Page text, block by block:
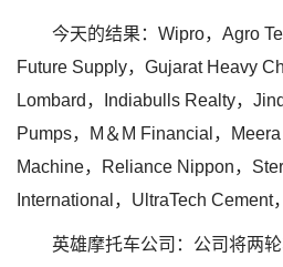
今天的结果：Wipro，Agro
Future Supply，Gujarat Heavy
Lombard，Indiabulls Realty，
Pumps，M＆M Financial，
Machine，Reliance Nippon，
International，UltraTech Cement
英雄摩托车公司：公司将两